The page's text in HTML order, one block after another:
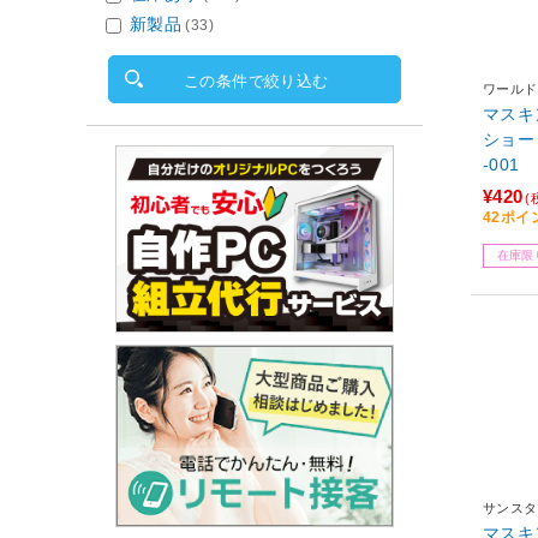
ワール
マス
ショ
-001
¥420 (
42ポイ
在庫限
サンス
マス
新製品 (33)
この条件で絞り込む